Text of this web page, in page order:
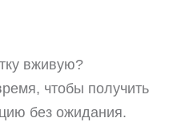
вживую?
чтобы получить
без ожидания.